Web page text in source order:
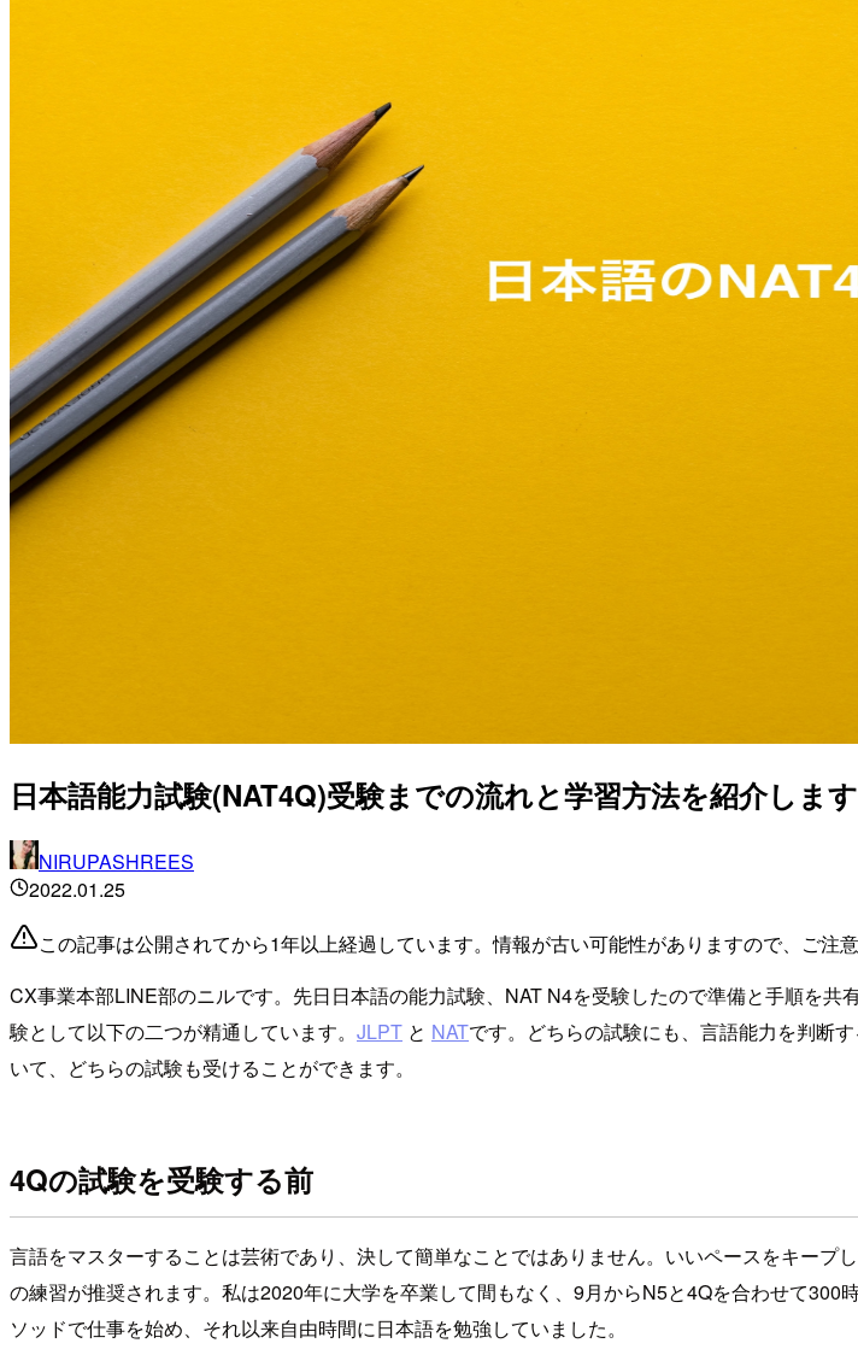
日本語能力試験(NAT4Q)受験までの流れと学習方法を紹介します
NIRUPASHREES
2022.01.25
この記事は公開されてから1年以上経過しています。情報が古い可能性がありますので、ご注意
CX事業本部LINE部のニルです。先日日本語の能力試験、NAT N4を受験したので準備と手順を
験として以下の二つが精通しています。 JLPT と NATです。どちらの試験にも、言語能力を判断
いて、どちらの試験も受けることができます。
4Qの試験を受験する前
言語をマスターすることは芸術であり、決して簡単なことではありません。いいペースをキー
の練習が推奨されます。私は2020年に大学を卒業して間もなく、9月からN5と4Qを合わせて
ソッドで仕事を始め、それ以来自由時間に日本語を勉強していました。